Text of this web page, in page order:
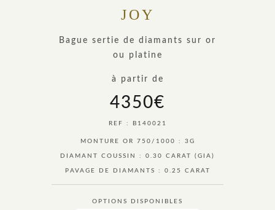
JOY
Bague sertie de diamants sur or
ou platine
à partir de
4350€
REF : B140021
MONTURE OR 750/1000 : 3G
DIAMANT COUSSIN : 0.30 CARAT (GIA)
PAVAGE DE DIAMANTS : 0.25 CARAT
OPTIONS DISPONIBLES